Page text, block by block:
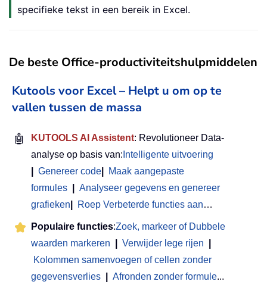
specifieke tekst in een bereik in Excel.
De beste Office-productiviteitshulpmiddelen
Kutools voor Excel – Helpt u om op te
vallen tussen de massa
🤖 KUTOOLS AI Assistent: Revolutioneer Data-
analyse op basis van: Intelligente uitvoering
Genereer code
Maak aangepaste
formules
Analyseer gegevens en genereer
grafieken
Roep Verbeterde functies aan…
Populaire functies:Zoek, markeer of Dubbele
waarden markeren
Verwijder lege rijen
Kolommen samenvoegen of cellen zonder
gegevensverlies
Afronden zonder formule...